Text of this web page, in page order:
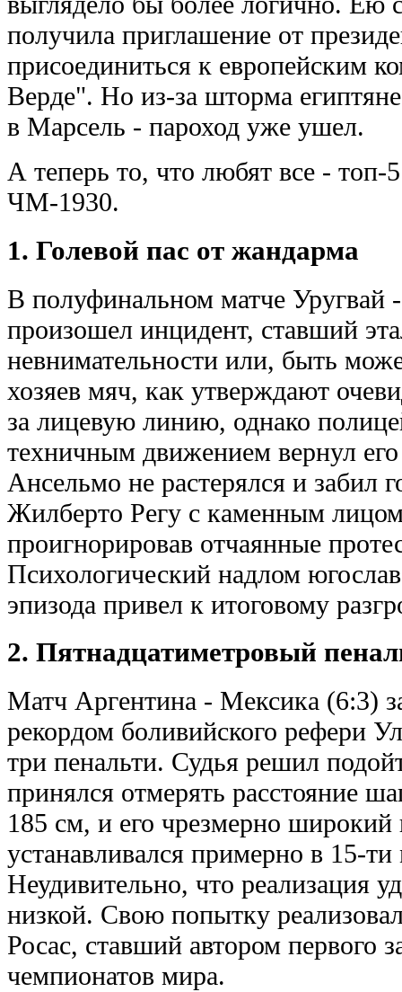
получила приглашение от
присоединиться к европейским
Верде". Но из-за шторма
в Марсель - пароход уже ушел.
А теперь то, что любят все -
ЧМ-1930.
1. Голевой пас от жандарма
В полуфинальном матче Уругвай
произошел инцидент, ставший
невнимательности или, быть
хозяев мяч, как утверждают
за лицевую линию, однако
техничным движением вернул
Ансельмо не растерялся и забил
Жилберто Регу с каменным
проигнорировав отчаянные
Психологический надлом
эпизода привел к итоговому
2. Пятнадцатиметровый
Матч Аргентина - Мексика (6:3)
рекордом боливийского рефери
три пенальти. Судья решил
принялся отмерять расстояние
185 см, и его чрезмерно
устанавливался примерно в 15-ти
Неудивительно, что реализация
низкой. Свою попытку
Росас, ставший автором первого
чемпионатов мира.